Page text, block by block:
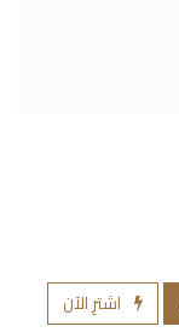
اشترِ الآن